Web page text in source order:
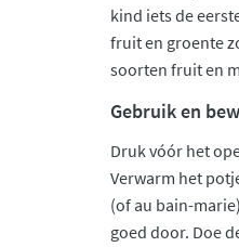
kind iets de
fruit en groente
soorten fruit en
Gebruik en
Druk vóór het
Verwarm het
(of au bain-
goed door. Doe